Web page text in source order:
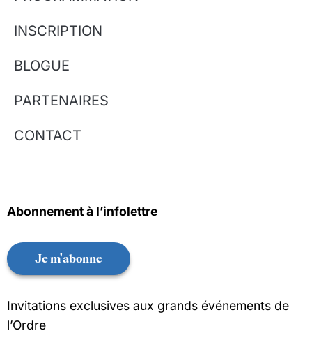
INSCRIPTION
BLOGUE
PARTENAIRES
CONTACT
Abonnement à l’infolettre
Je m'abonne
Invitations exclusives aux grands événements de
l’Ordre